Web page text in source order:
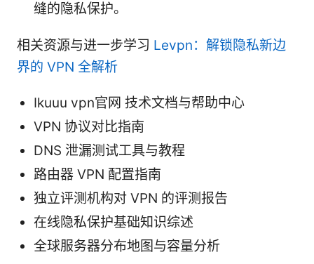
缝的隐私保护。
相关资源与进一步学习 Levpn：解锁隐私新边
界的 VPN 全解析
Ikuuu vpn官网 技术文档与帮助中心
VPN 协议对比指南
DNS 泄漏测试工具与教程
路由器 VPN 配置指南
独立评测机构对 VPN 的评测报告
在线隐私保护基础知识综述
全球服务器分布地图与容量分析